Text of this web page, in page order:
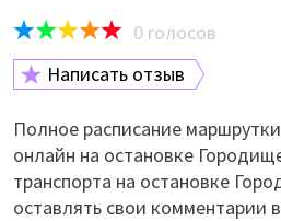
0 голосов
Написать отзыв
Полное расписание
онлайн на остановке
транспорта на остановке
оставлять свои комментарии